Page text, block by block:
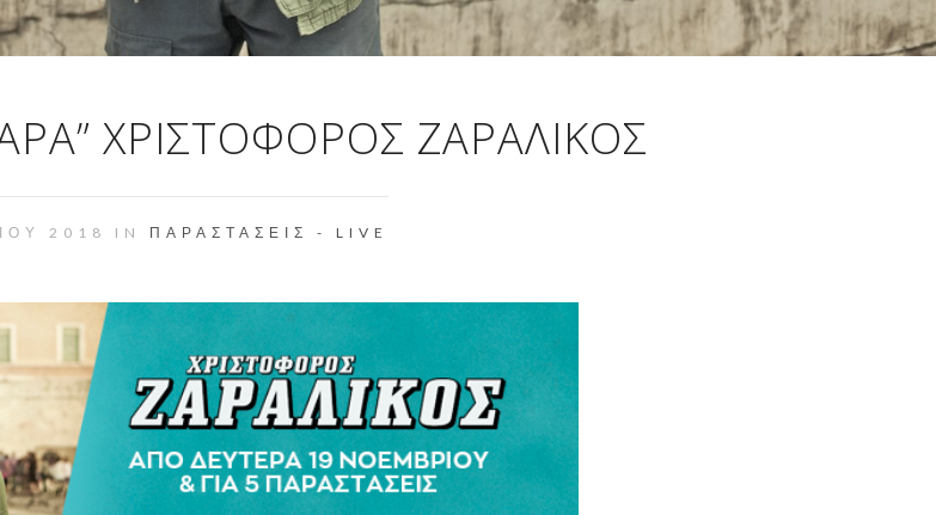
ΧΡΙΣΤΌΦΟΡΟΣ ΖΑΡΑΛΊΚΟΣ
2018 IN ΠΑΡΑΣΤΆΣΕΙΣ - LIVE